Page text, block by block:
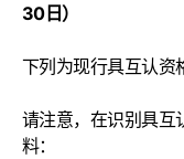
30日）
下列为现行具互认资
请注意，在识别具互
料：